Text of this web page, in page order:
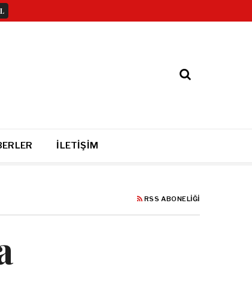
İLETIŞIM
RSS ABONELIĞI